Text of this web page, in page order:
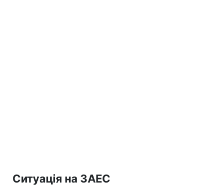
Ситуація на ЗАЕС